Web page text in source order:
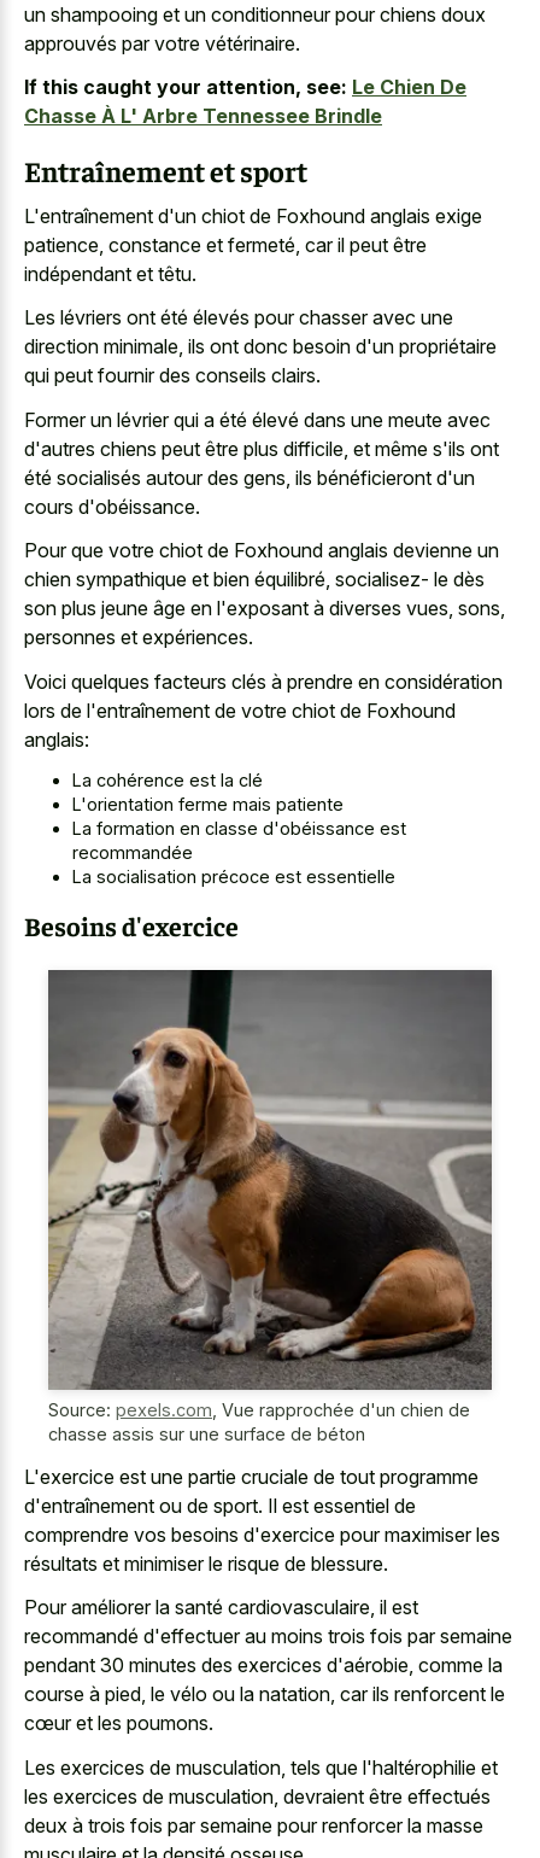
un shampooing et un conditionneur pour chiens doux
approuvés par votre vétérinaire.
If this caught your attention, see: Le Chien De
Chasse À L' Arbre Tennessee Brindle
Entraînement et sport
L'entraînement d'un chiot de Foxhound anglais exige
patience, constance et fermeté, car il peut être
indépendant et têtu.
Les lévriers ont été élevés pour chasser avec une
direction minimale, ils ont donc besoin d'un propriétaire
qui peut fournir des conseils clairs.
Former un lévrier qui a été élevé dans une meute avec
d'autres chiens peut être plus difficile, et même s'ils ont
été socialisés autour des gens, ils bénéficieront d'un
cours d'obéissance.
Pour que votre chiot de Foxhound anglais devienne un
chien sympathique et bien équilibré, socialisez- le dès
son plus jeune âge en l'exposant à diverses vues, sons,
personnes et expériences.
Voici quelques facteurs clés à prendre en considération
lors de l'entraînement de votre chiot de Foxhound
anglais:
La cohérence est la clé
L'orientation ferme mais patiente
La formation en classe d'obéissance est
recommandée
La socialisation précoce est essentielle
Besoins d'exercice
Source: pexels.com Vue rapprochée d'un chien de
chasse assis sur une surface de béton
L'exercice est une partie cruciale de tout programme
d'entraînement ou de sport. Il est essentiel de
comprendre vos besoins d'exercice pour maximiser les
résultats et minimiser le risque de blessure.
Pour améliorer la santé cardiovasculaire, il est
recommandé d'effectuer au moins trois fois par semaine
pendant 30 minutes des exercices d'aérobie, comme la
course à pied, le vélo ou la natation, car ils renforcent le
cœur et les poumons.
Les exercices de musculation, tels que l'haltérophilie et
les exercices de musculation, devraient être effectués
deux à trois fois par semaine pour renforcer la masse